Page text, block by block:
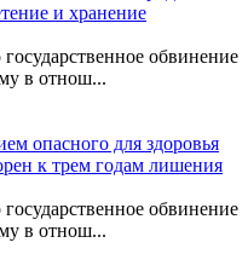
и хранение
обвинение
в отнош...
опасного для здоровья
к трем годам лишения
обвинение
в отнош...